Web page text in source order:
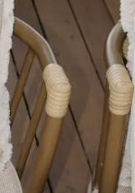
dönüştürüyor.